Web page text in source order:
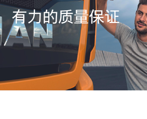
有力的质量保证